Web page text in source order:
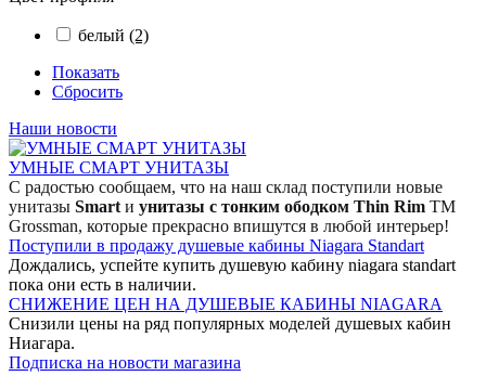
белый (2)
Показать
Сбросить
Наши новости
УМНЫЕ СМАРТ УНИТАЗЫ
С радостью сообщаем, что на наш склад поступили новые
унитазы Smart и унитазы с тонким ободком Thin Rim TM
Grossman, которые прекрасно впишутся в любой интерьер!
Поступили в продажу душевые кабины Niagara Standart
Дождались, успейте купить душевую кабину niagara standart
пока они есть в наличии.
СНИЖЕНИЕ ЦЕН НА ДУШЕВЫЕ КАБИНЫ NIAGARA
Снизили цены на ряд популярных моделей душевых кабин
Ниагара.
Подписка на новости магазина